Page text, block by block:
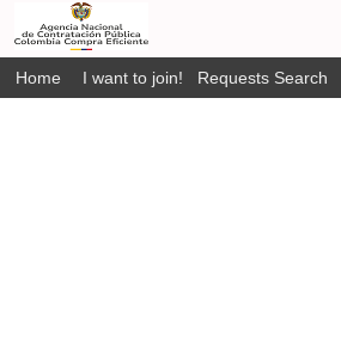
Home I want to join! Requests Search